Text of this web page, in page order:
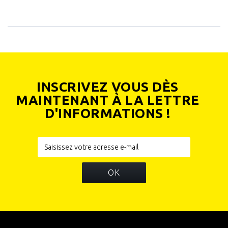
INSCRIVEZ VOUS DÈS
MAINTENANT À LA LETTRE
D'INFORMATIONS !
OK